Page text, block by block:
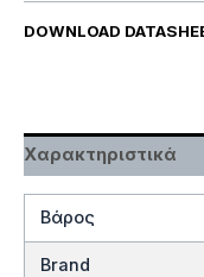
DOWNLOAD
Χαρακτηριστικά
Βάρος
Brand